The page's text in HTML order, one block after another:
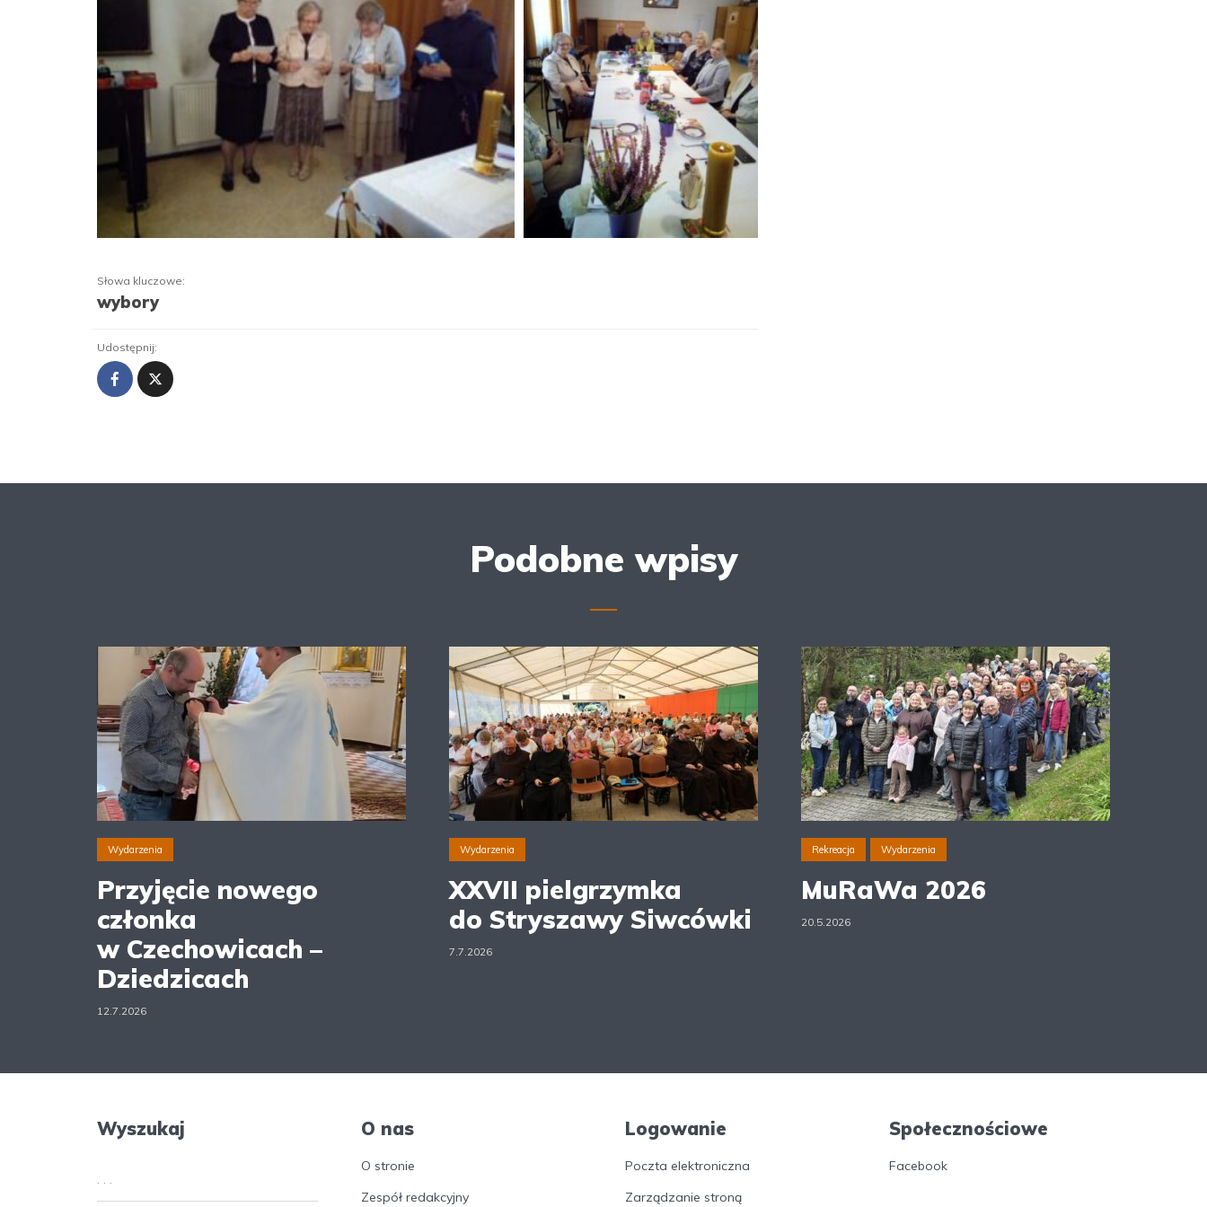
Słowa kluczowe:
wybory
Udostępnij:
Podobne wpisy
Wydarzenia
Przyjęcie nowego
członka
w Czechowicach –
Dziedzicach
12.7.2026
Wydarzenia
XXVII pielgrzymka
do Stryszawy Siwcówki
7.7.2026
Rekreacja Wydarzenia
MuRaWa 2026
20.5.2026
Wyszukaj O nas
O stronie
Zespół redakcyjny
Logowanie
Poczta elektroniczna
Zarządzanie stroną
Społecznościowe
Facebook